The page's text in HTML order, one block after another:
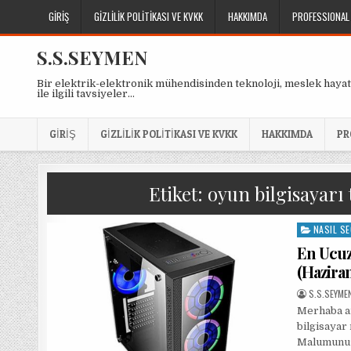
content
GIRIŞ GIZLILIK POLITIKASI VE KVKK HAKKIMDA
S.S.SEYMEN
Bir elektrik-elektronik mühendisinden teknoloji, meslek
ile ilgili tavsiyeler…
GIRIŞ GIZLILIK POLITIKASI VE KVKK HAKKIMDA
Etiket: oyun bilgisayarı
Posted
in
NASIL
En
AUTHOR:
Merhaba
bilgisayar